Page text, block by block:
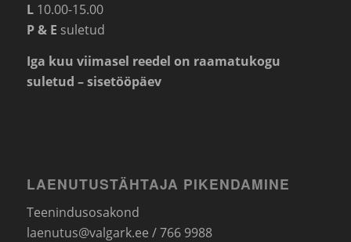
L10.00-15.00
P & E suletud
Iga kuu viimasel reedel on raamatukogu
suletud – sisetööpäev
LAENUTUSTÄHTAJA PIKENDAMINE
Teenindusosakond
laenutus@valgark.ee / 766 9988